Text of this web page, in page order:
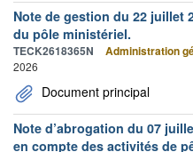
Note de gestion du 22 juillet
du pôle ministériel.
TECK2618365N Administration
2026
Document principal
Note d’abrogation du 07
en compte des activités de